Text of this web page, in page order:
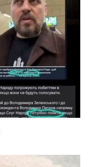
з розширення ЄС
коментар
України. Читайте
див. наприкінці цього